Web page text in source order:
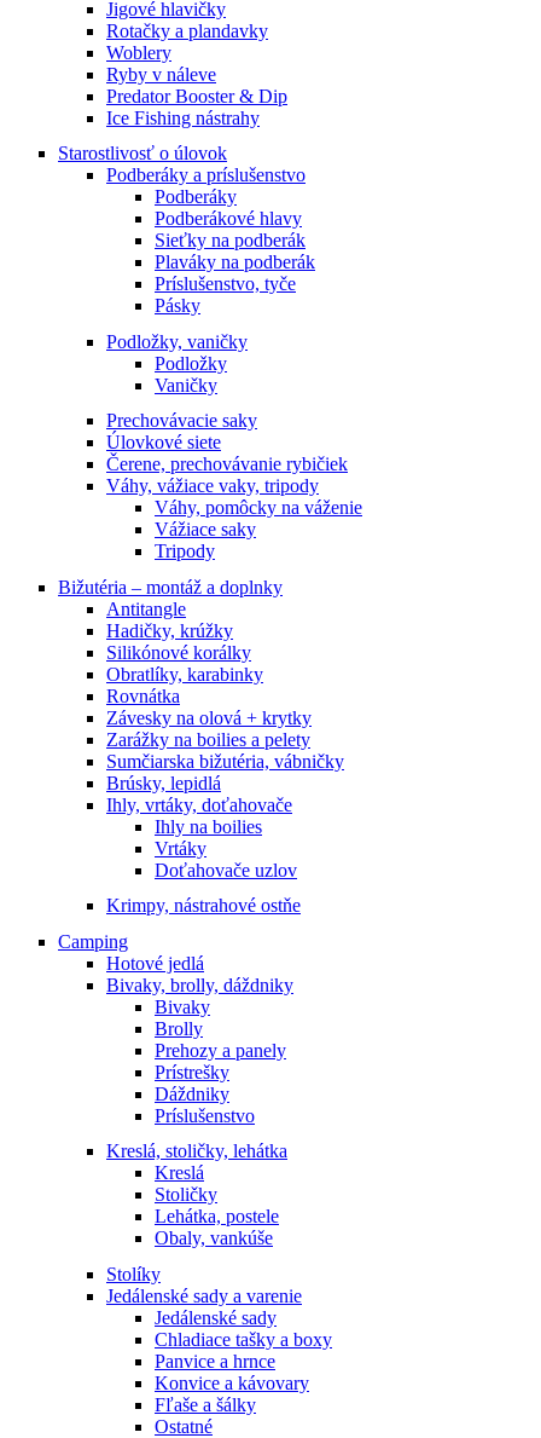
Jigové hlavičky
Rotačky a plandavky
Woblery
Ryby v náleve
Predator Booster & Dip
Ice Fishing nástrahy
Starostlivosť o úlovok
Podberáky a príslušenstvo
Podberáky
Podberákové hlavy
Sieťky na podberák
Plaváky na podberák
Príslušenstvo, tyče
Pásky
Podložky, vaničky
Podložky
Vaničky
Prechovávacie saky
Úlovkové siete
Čerene, prechovávanie rybičiek
Váhy, vážiace vaky, tripody
Váhy, pomôcky na váženie
Vážiace saky
Tripody
Bižutéria – montáž a doplnky
Antitangle
Hadičky, krúžky
Silikónové korálky
Obratlíky, karabinky
Rovnátka
Závesky na olová + krytky
Zarážky na boilies a pelety
Sumčiarska bižutéria, vábničky
Brúsky, lepidlá
Ihly, vrtáky, doťahovače
Ihly na boilies
Vrtáky
Doťahovače uzlov
Krimpy, nástrahové ostňe
Camping
Hotové jedlá
Bivaky, brolly, dáždniky
Bivaky
Brolly
Prehozy a panely
Prístrešky
Dáždniky
Príslušenstvo
Kreslá, stoličky, lehátka
Kreslá
Stoličky
Lehátka, postele
Obaly, vankúše
Stolíky
Jedálenské sady a varenie
Jedálenské sady
Chladiace tašky a boxy
Panvice a hrnce
Konvice a kávovary
Fľaše a šálky
Ostatné